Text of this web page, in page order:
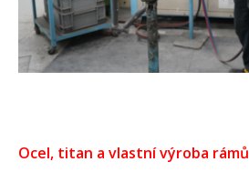
Ocel, titan a vlastní výroba rámů